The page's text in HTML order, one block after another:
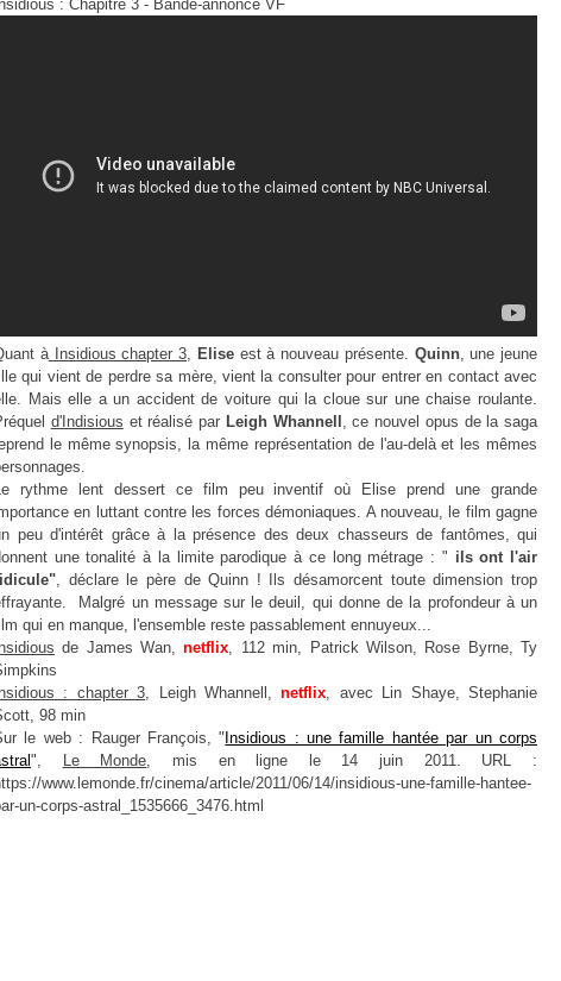
: Chapitre 3 - Bande-annonce VF
àInsidious chapter 3, Eliseest à nouveau présente. Quinn, une jeune
qui vient de perdre sa mère, vient la consulter pour entrer en contact avec
Mais elle a un accident de voiture qui la cloue sur une chaise roulante.
d'Indisious et réalisé par Leigh Whannell , ce nouvel opus de la saga
le même synopsis, la même représentation de l'au-delà et les mêmes
rythme lent dessert ce film peu inventif où Elise prend une grande
en luttant contre les forces démoniaques. A nouveau, le film gagne
peu d'intérêt grâce à la présence des deux chasseurs de fantômes, qui
une tonalité à la limite parodique à ce long métrage : " ils ont l'air
, déclare le père de Quinn ! Ils désamorcent toute dimension trop
Malgré un message sur le deuil, qui donne de la profondeur à un
qui en manque, l'ensemble reste passablement ennuyeux...
de James Wan,netflix, 112 min, Patrick Wilson, Rose Byrne, Ty
: chapter 3, Leigh Whannell,netflix, avec Lin Shaye, Stephanie
98 min
le web : Rauger François, " Insidious : une famille hantée par un corps
", Le Monde, mis en ligne le 14 juin 2011. URL :
www.lemonde.fr/cinema/article/2011/06/14/insidious-une-famille-hantee-
un-corps-astral_1535666_3476.html